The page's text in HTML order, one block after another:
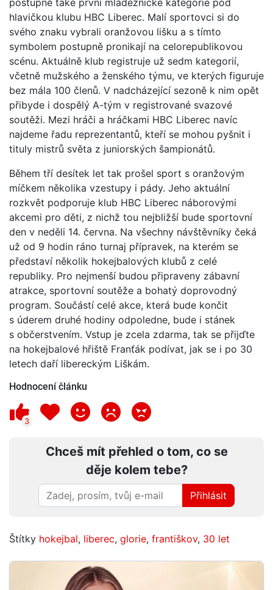
postupně také první mládežnické kategorie pod
hlavičkou klubu HBC Liberec. Malí sportovci si do
svého znaku vybrali oranžovou lišku a s tímto
symbolem postupně pronikají na celorepublikovou
scénu. Aktuálně klub registruje už sedm kategorií,
včetně mužského a ženského týmu, ve kterých figuruje
bez mála 100 členů. V nadcházející sezoně k nim opět
přibyde i dospělý A-tým v registrované svazové
soutěži. Mezi hráči a hráčkami HBC Liberec navíc
najdeme řadu reprezentantů, kteří se mohou pyšnit i
tituly mistrů světa z juniorských šampionátů.
Během tří desítek let tak prošel sport s oranžovým
míčkem několika vzestupy i pády. Jeho aktuální
rozkvět podporuje klub HBC Liberec náborovými
akcemi pro děti, z nichž tou nejbližší bude sportovní
den v neděli 14. června. Na všechny návštěvníky čeká
už od 9 hodin ráno turnaj přípravek, na kterém se
představí několik hokejbalových klubů z celé
republiky. Pro nejmenší budou připraveny zábavní
atrakce, sportovní soutěže a bohatý doprovodný
program. Součástí celé akce, která bude končit
s úderem druhé hodiny odpoledne, bude i stánek
s občerstvením. Vstup je zcela zdarma, tak se přijďte
na hokejbalové hřiště Franťák podívat, jak se i po 30
letech daří libereckým Liškám.
Hodnocení článku
3
Chceš mít přehled o tom, co se
děje kolem tebe?
Přihlásit
Štítky hokejbal, liberec, glorie, františkov, 30 let